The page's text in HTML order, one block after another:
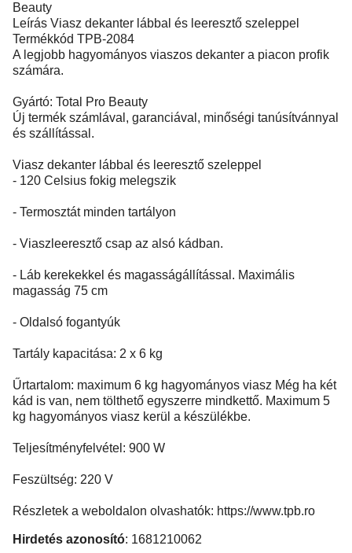
Beauty
Leírás Viasz dekanter lábbal és leeresztő szeleppel
Termékkód TPB-2084
A legjobb hagyományos viaszos dekanter a piacon profik
számára.
Gyártó: Total Pro Beauty
Új termék számlával, garanciával, minőségi tanúsítvánnyal
és szállítással.
Viasz dekanter lábbal és leeresztő szeleppel
- 120 Celsius fokig melegszik
- Termosztát minden tartályon
- Viaszleeresztő csap az alsó kádban.
- Láb kerekekkel és magasságállítással. Maximális
magasság 75 cm
- Oldalsó fogantyúk
Tartály kapacitása: 2 x 6 kg
Űrtartalom: maximum 6 kg hagyományos viasz Még ha két
kád is van, nem tölthető egyszerre mindkettő. Maximum 5
kg hagyományos viasz kerül a készülékbe.
Teljesítményfelvétel: 900 W
Feszültség: 220 V
Részletek a weboldalon olvashatók: https://www.tpb.ro
Hirdetés azonosító: 1681210062